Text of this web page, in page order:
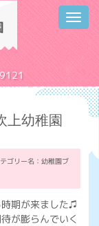
幼稚園
リー名： 幼稚園ブ
期が来ました♫
が膨らんでいく